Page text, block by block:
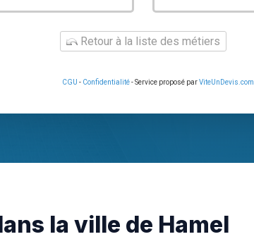
Retour à la liste des métiers
CGU - Confidentialité- Service proposé parViteUnDevis.com
la ville de Hamel